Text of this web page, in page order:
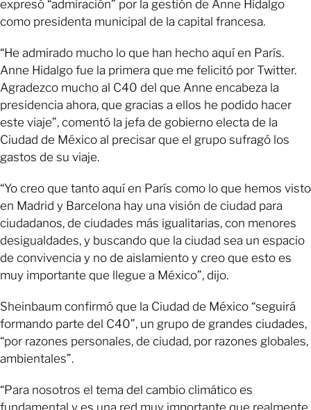
expresó “admiración” por la gestión de Anne Hidalgo
como presidenta municipal de la capital francesa.
“He admirado mucho lo que han hecho aquí en París.
Anne Hidalgo fue la primera que me felicitó por Twitter.
Agradezco mucho al C40 del que Anne encabeza la
presidencia ahora, que gracias a ellos he podido hacer
este viaje”, comentó la jefa de gobierno electa de la
Ciudad de México al precisar que el grupo sufragó los
gastos de su viaje.
“Yo creo que tanto aquí en París como lo que hemos visto
en Madrid y Barcelona hay una visión de ciudad para
ciudadanos, de ciudades más igualitarias, con menores
desigualdades, y buscando que la ciudad sea un espacio
de convivencia y no de aislamiento y creo que esto es
muy importante que llegue a México”, dijo.
Sheinbaum confirmó que la Ciudad de México “seguirá
formando parte del C40”, un grupo de grandes ciudades,
“por razones personales, de ciudad, por razones globales,
ambientales”.
“Para nosotros el tema del cambio climático es
fundamental y es una red muy importante que realmente